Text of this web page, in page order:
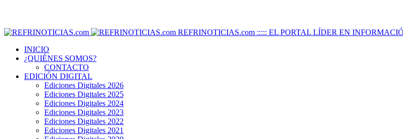
REFRINOTICIAS.com ::::: EL PORTAL LÍDER EN
INICIO
¿QUIÉNES SOMOS?
CONTACTO
EDICIÓN DIGITAL
Ediciones Digitales 2026
Ediciones Digitales 2025
Ediciones Digitales 2024
Ediciones Digitales 2023
Ediciones Digitales 2022
Ediciones Digitales 2021